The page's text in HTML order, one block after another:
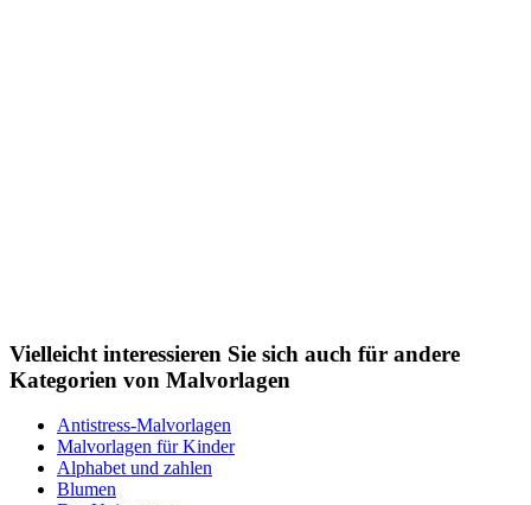
Vielleicht interessieren Sie sich auch für andere
Kategorien von Malvorlagen
Antistress-Malvorlagen
Malvorlagen für Kinder
Alphabet und zahlen
Blumen